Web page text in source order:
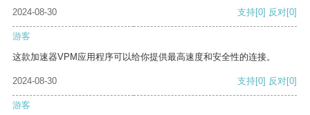
2024-08-30
支持[0] 反对[0]
游客
这款加速器VPM应用程序可以给你提供最高速度和安全性的连接。
2024-08-30 支持[0] 反对[0]
游客